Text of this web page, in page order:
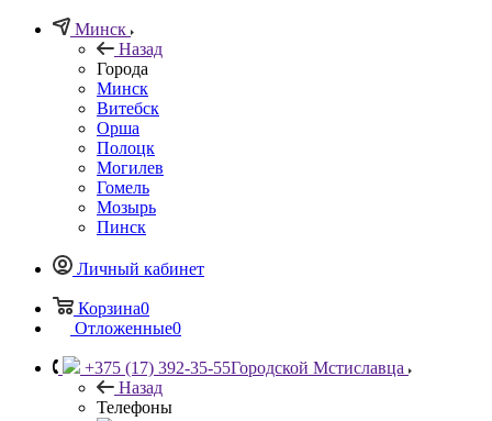
Минск
Назад
Города
Минск
Витебск
Орша
Полоцк
Могилев
Гомель
Мозырь
Пинск
Личный кабинет
Корзина0
Отложенные0
+375 (17) 392-35-55Городской Мстиславца
Назад
Телефоны